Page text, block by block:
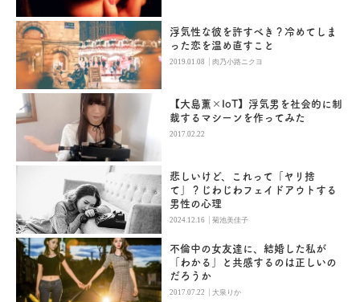
浮気性な彼を許すべき？冷めてしま
った恋を温め直すこと
2019.01.08 |肉乃小路ニクヨ
【大島薫×IoT】浮気男を社会的に制
裁するマシーンを作ってみた
2017.02.22
悲しいけど、これって「ヤリ捨
て」？じわじわフェイドアウトする
男性の心理
2024.12.16 |菊池美佳子
不倫中の女友達に、結婚した私が
「わかる」と共感するのは正しいの
だろうか
2017.07.22 |大泉りか